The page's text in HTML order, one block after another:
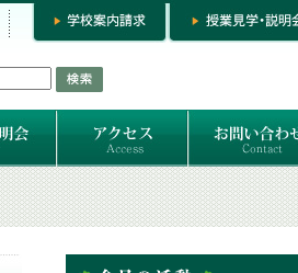
お問い合わせ
専門コースお
専門コース入
個人セッショ